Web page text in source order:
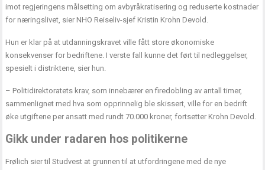
imot regjeringens målsetting om avbyråkratisering og reduserte kostnader
for næringslivet, sier NHO Reiseliv-sjef Kristin Krohn Devold.
Hun er klar på at utdanningskravet ville fått store økonomiske
konsekvenser for bedriftene. I verste fall kunne det ført til nedleggelser,
spesielt i distriktene, sier hun.
– Politidirektoratets krav, som innebærer en firedobling av antall timer,
sammenlignet med hva som opprinnelig ble skissert, ville for en bedrift
øke utgiftene per ansatt med rundt 70.000 kroner, fortsetter Krohn Devold.
Gikk under radaren hos politikerne
Frølich sier til Studvest at grunnen til at utfordringene med de nye